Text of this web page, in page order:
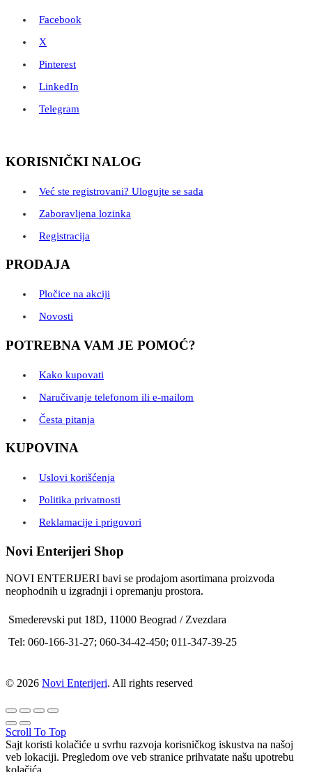
Facebook
X
Pinterest
LinkedIn
Telegram
KORISNIČKI NALOG
Već ste registrovani? Ulogujte se sada
Zaboravljena lozinka
Registracija
PRODAJA
Pločice na akciji
Novosti
POTREBNA VAM JE POMOĆ?
Kako kupovati
Naručivanje telefonom ili e-mailom
Česta pitanja
KUPOVINA
Uslovi korišćenja
Politika privatnosti
Reklamacije i prigovori
Novi Enterijeri Shop
NOVI ENTERIJERI bavi se prodajom asortimana proizvoda
neophodnih u izgradnji i opremanju prostora.
Smederevski put 18D, 11000 Beograd / Zvezdara
Tel: 060-166-31-27; 060-34-42-450; 011-347-39-25
© 2026 Novi Enterijeri. All rights reserved
Scroll To Top
Sajt koristi kolačiće u svrhu razvoja korisničkog iskustva na našoj
veb lokaciji. Pregledom ove veb stranice prihvatate našu upotrebu
kolačića.